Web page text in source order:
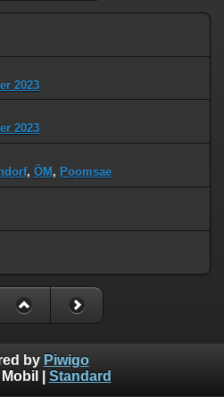
2023
2023
, ÖM , Poomsae
by Piwigo
Mobil Standard